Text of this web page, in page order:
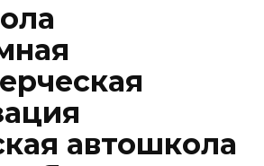
автошкола